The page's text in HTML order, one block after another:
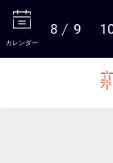
カレンダー
8 9